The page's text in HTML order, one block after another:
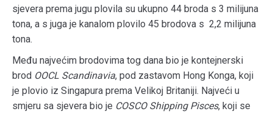
sjevera prema jugu plovila su ukupno 44 broda s 3 milijuna
tona, a s juga je kanalom plovilo 45 brodova s ​​ 2,2 milijuna
tona.
Među najvećim brodovima tog dana bio je kontejnerski
brod OOCL Scandinavia, pod zastavom Hong Konga, koji
je plovio iz Singapura prema Velikoj Britaniji. Najveći u
smjeru sa sjevera bio je COSCO Shipping Pisces, koji se